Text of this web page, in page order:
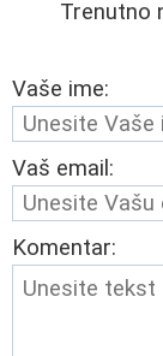
Trenutno
Vaše ime:
Vaš email:
Komentar: